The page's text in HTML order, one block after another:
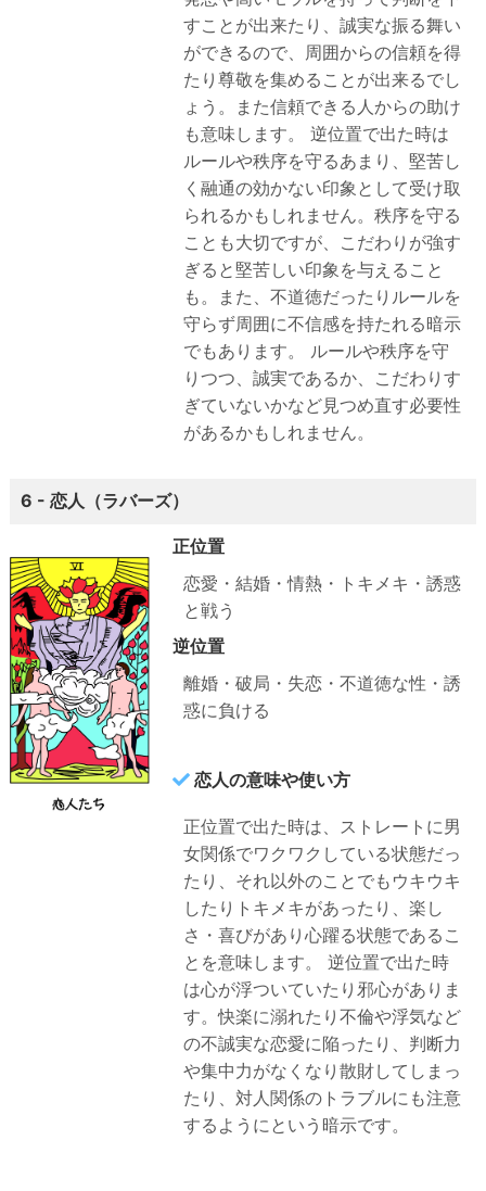
すことが出来たり、誠実な振る舞い
ができるので、周囲からの信頼を得
たり尊敬を集めることが出来るでし
ょう。また信頼できる人からの助け
も意味します。
逆位置で出た時は
ルールや秩序を守るあまり、堅苦し
く融通の効かない印象として受け取
られるかもしれません。秩序を守る
ことも大切ですが、こだわりが強す
ぎると堅苦しい印象を与えること
も。また、不道徳だったりルールを
守らず周囲に不信感を持たれる暗示
でもあります。
ルールや秩序を守
りつつ、誠実であるか、こだわりす
ぎていないかなど見つめ直す必要性
があるかもしれません。
6 - 恋人（ラバーズ）
正位置
恋愛・結婚・情熱・トキメキ・誘惑
と戦う
逆位置
離婚・破局・失恋・不道徳な性・誘
惑に負ける
恋人の意味や使い方
正位置で出た時は、ストレートに男
女関係でワクワクしている状態だっ
たり、それ以外のことでもウキウキ
したりトキメキがあったり、楽し
さ・喜びがあり心躍る状態であるこ
とを意味します。
逆位置で出た時
は心が浮ついていたり邪心がありま
す。快楽に溺れたり不倫や浮気など
の不誠実な恋愛に陥ったり、判断力
や集中力がなくなり散財してしまっ
たり、対人関係のトラブルにも注意
するようにという暗示です。